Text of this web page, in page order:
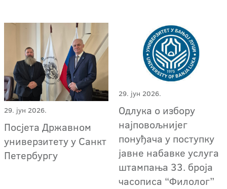
29. јун 2026.
Посјета Државном
универзитету у Санкт
Петербургу
29. јун 2026.
Одлука о избору
најповољнијег
понуђача у поступку
јавне набавке услуга
штампања 33. броја
часописа “Филолог”